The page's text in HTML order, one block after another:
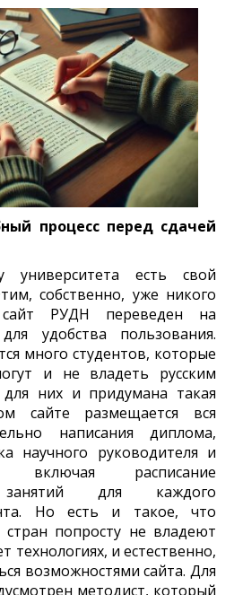
процесс перед сдачей
есть свой
собственно, уже никого
РУДН переведен на
удобства пользования.
много студентов, которые
и не владеть русским
них и придумана такая
сайте размещается вся
написания диплома,
научного руководителя и
включая расписание
занятий для каждого
Но есть и такое, что
попросту не владеют
технологиях, и естественно,
возможностями сайта. Для
методист, который